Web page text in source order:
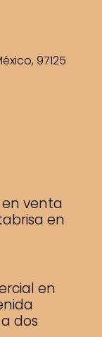
97125
venta
en
en
dos